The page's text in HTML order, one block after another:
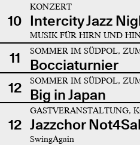
10
KONZERT
Intercity Jazz
MUSIK FÜR HIRN UND
11 SOMMER IM SÜDPOL,
Bocciaturnier
12
SOMMER IM SÜDPOL,
Big in Japan
12
GASTVERANSTALTUNG,
Jazzchor
SwingAgain